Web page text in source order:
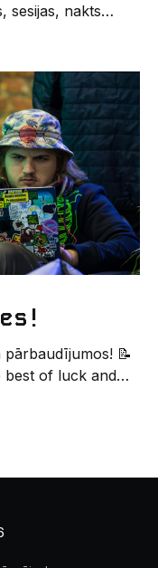
sesijas, nakts
savu jauno
uz
ieskatu studenta
📝
best of luck and